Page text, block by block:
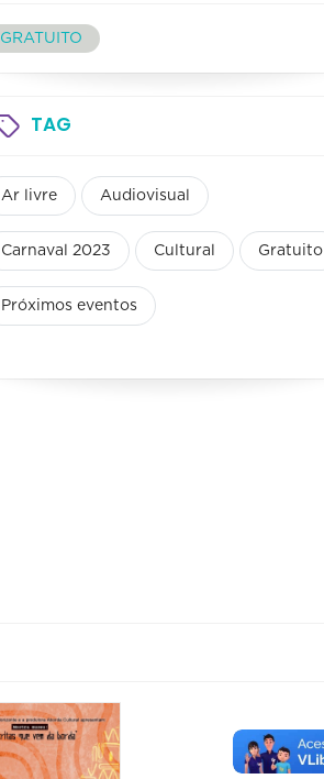
GRATUITO
TAG
Ar livre Audiovisual
Carnaval 2023 Cultural Gratuito
Próximos eventos
Encantaria